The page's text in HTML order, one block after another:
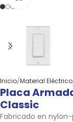
Inicio Material Eléctrico
Placa
Classic
Fabricado en